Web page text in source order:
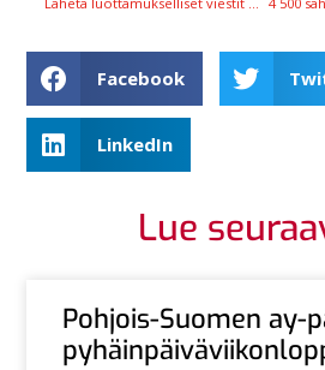
Facebook
LinkedIn
Lue
Pohjois-Suomen ay-